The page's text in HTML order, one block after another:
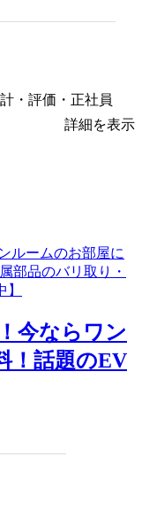
・評価・正社員
詳細を表示
今ならワン
！話題のEV